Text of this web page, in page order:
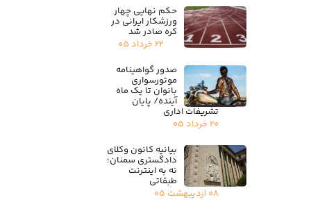
حکم نهایی چهار
ورزشکار ایرانی در
کره صادر شد
۲۲ خرداد ۰۵
صدور گواهینامه
موتورسواری
بانوان تا یک ماه
آینده/ پایان
تشریفات اداری
۲۰ خرداد ۰۵
بیانیه کانون وکلای
دادگستری سمنان؛
نه به اینترنت
طبقاتی
۰۸ اردیبهشت ۰۵